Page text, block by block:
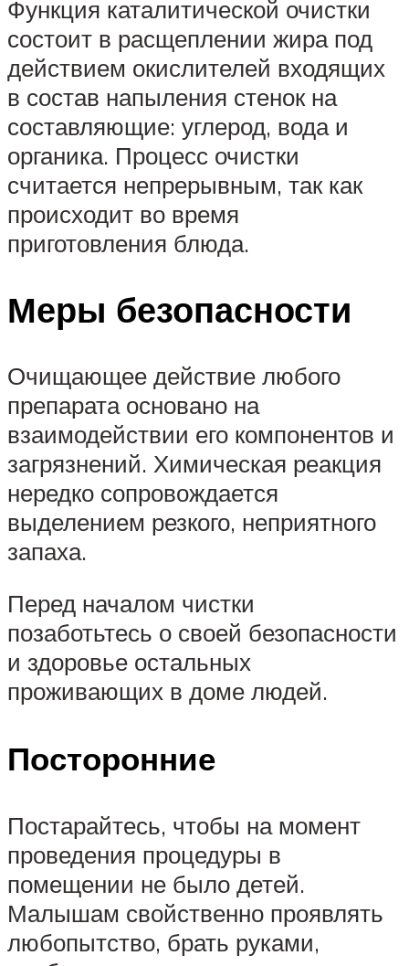
Функция каталитической очистки
состоит в расщеплении жира под
действием окислителей входящих
в состав напыления стенок на
составляющие: углерод, вода и
органика. Процесс очистки
считается непрерывным, так как
происходит во время
приготовления блюда.
Меры безопасности
Очищающее действие любого
препарата основано на
взаимодействии его компонентов и
загрязнений. Химическая реакция
нередко сопровождается
выделением резкого, неприятного
запаха.
Перед началом чистки
позаботьтесь о своей безопасности
и здоровье остальных
проживающих в доме людей.
Посторонние
Постарайтесь, чтобы на момент
проведения процедуры в
помещении не было детей.
Малышам свойственно проявлять
любопытство, брать руками,